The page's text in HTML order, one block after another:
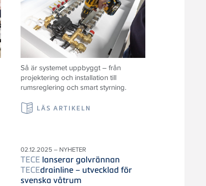
Så är systemet uppbyggt – från
projektering och installation till
rumsreglering och smart styrning.
LÄS ARTIKELN
02.12.2025 – NYHETER
TECE lanserar golvrännan
TECEdrainline – utvecklad för
svenska våtrum